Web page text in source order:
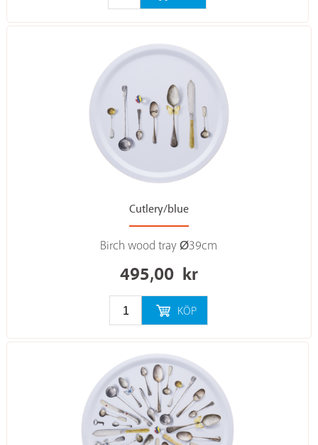
Cutlery/blue
Birch wood tray Ø39cm
495,00 kr
KÖP